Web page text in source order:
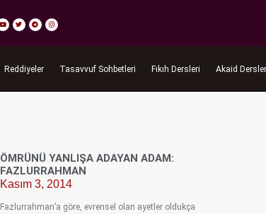
Reddiyeler Tasavvuf Sohbetleri Fıkıh Dersleri Akaid
ÖMRÜNÜ YANLIŞA ADAYAN ADAM:
FAZLURRAHMAN
Kasım 3, 2014
Fazlurrahman’a göre, evrensel olan ayetler oldukça